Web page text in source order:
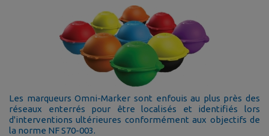
Les marqueurs Omni-Marker sont enfouis au plus près des
réseaux enterrés pour être localisés et identifiés lors
d'interventions ultérieures conformément aux objectifs de
la norme NF S70-003.